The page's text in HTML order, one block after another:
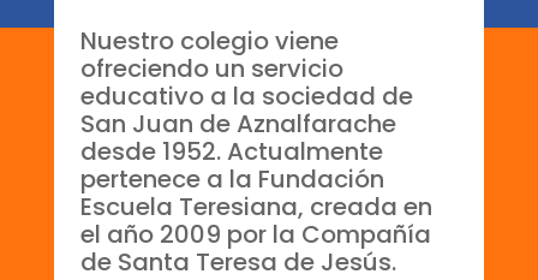
Nuestro colegio viene
ofreciendo un servicio
educativo a la sociedad de
San Juan de Aznalfarache
desde 1952. Actualmente
pertenece a la Fundación
Escuela Teresiana, creada en
el año 2009 por la Compañía
de Santa Teresa de Jesús.